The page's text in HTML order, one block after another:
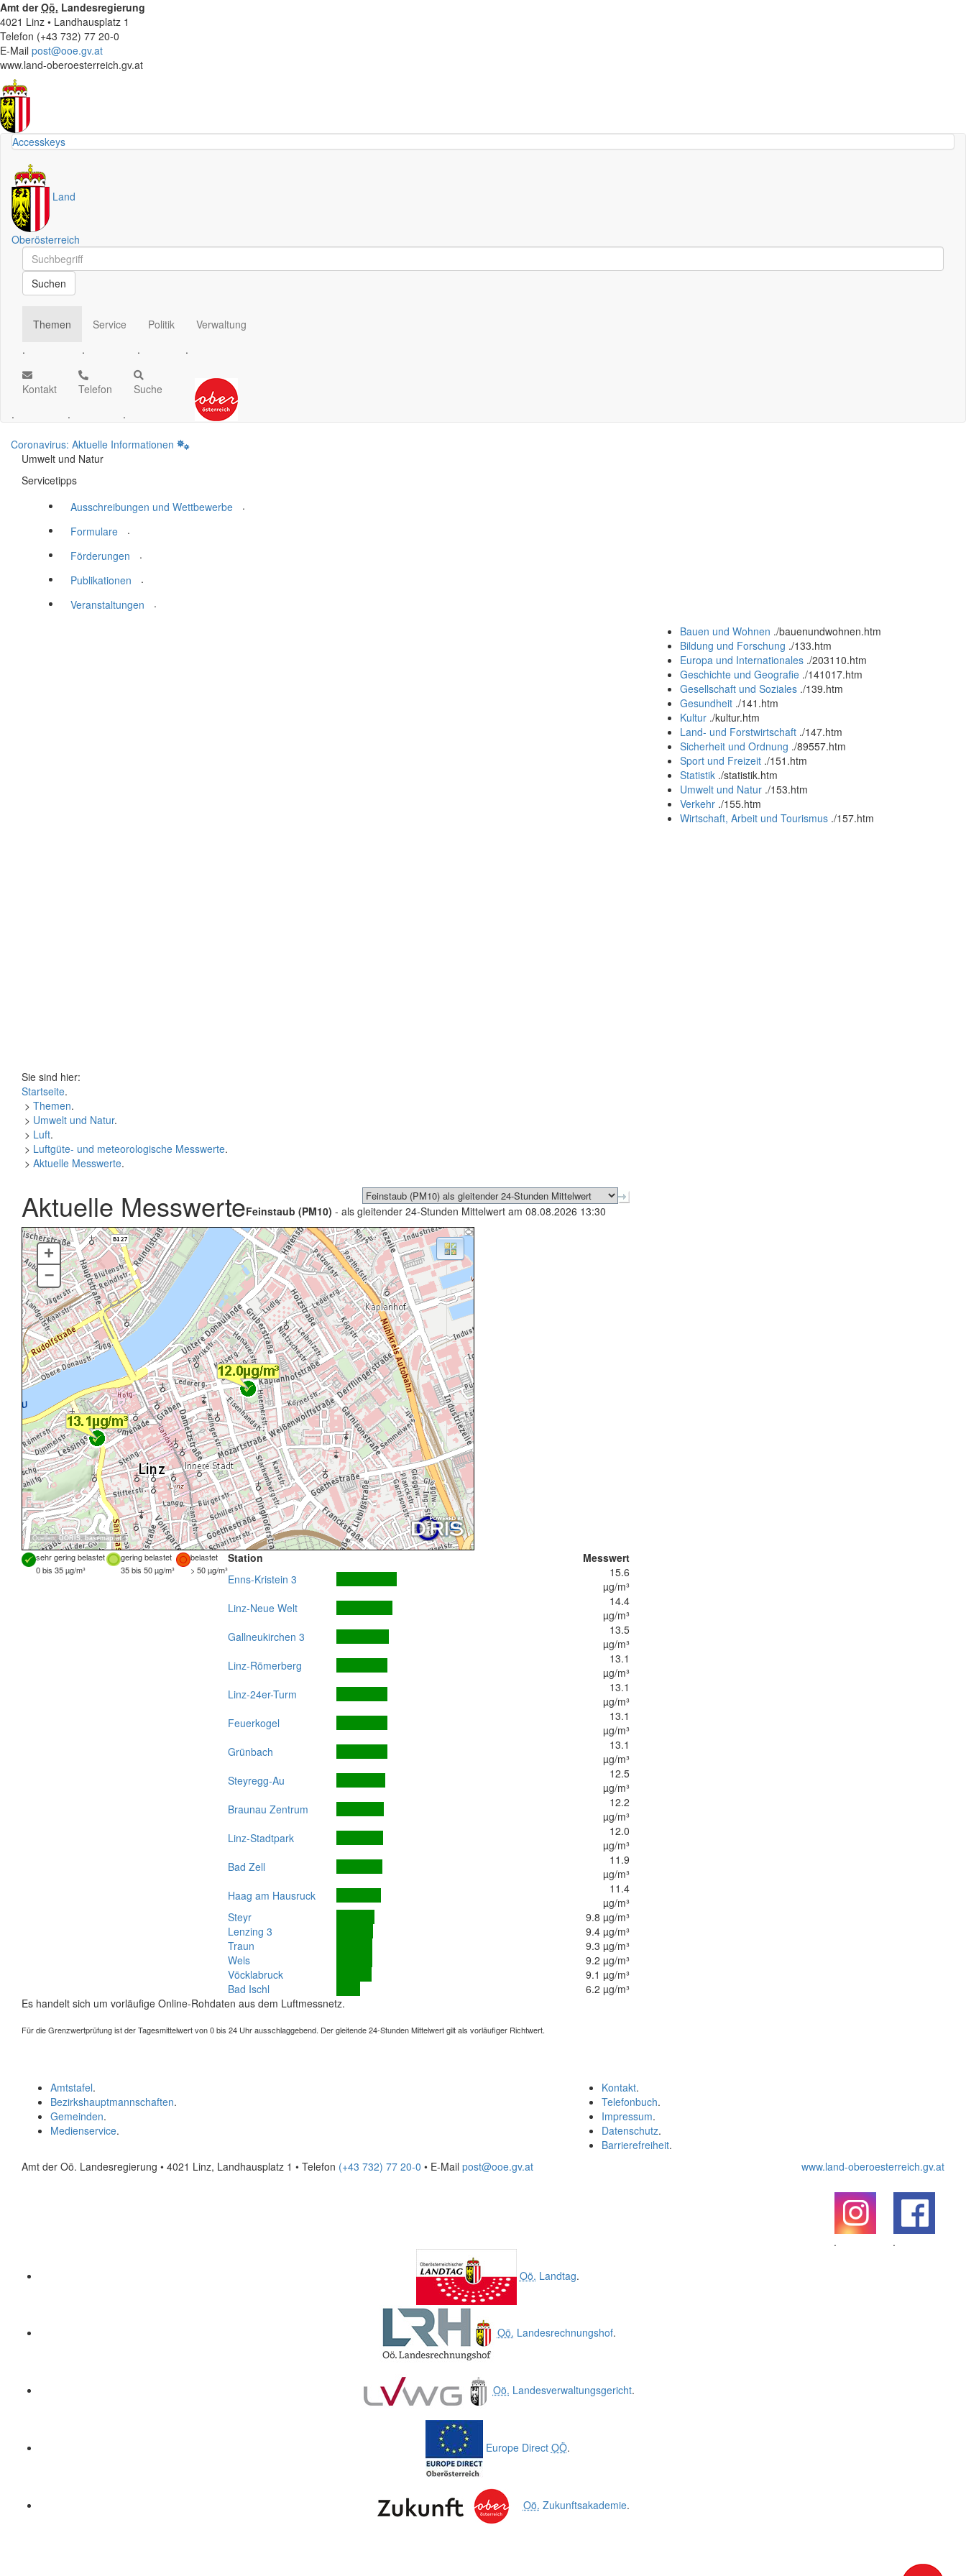
Amt derOö. Landesregierung
4021 Linz • Landhausplatz 1
Telefon (+43 732) 77 20-0
E-Mail post@ooe.gv.at
www.land-oberoesterreich.gv.at
Accesskeys
Land
Oberösterreich
Schnellsuche
Schnellsuche
Suchen
Themen
.
Service
.
Politik
.
Verwaltung
.
Kontakt
.
Telefon
.
Suche
.
Coronavirus: Aktuelle Informationen
Umwelt und Natur
Servicetipps
Ausschreibungen und Wettbewerbe
.
Formulare
.
Förderungen
.
Publikationen
.
Veranstaltungen
.
Bauen und Wohnen ./bauenundwohnen.htm
Bildung und Forschung ./133.htm
Europa und Internationales ./203110.htm
Geschichte und Geografie ./141017.htm
Gesellschaft und Soziales ./139.htm
Gesundheit ./141.htm
Kultur ./kultur.htm
Land- und Forstwirtschaft ./147.htm
Sicherheit und Ordnung ./89557.htm
Sport und Freizeit ./151.htm
Statistik ./statistik.htm
Umwelt und Natur ./153.htm
Verkehr ./155.htm
Wirtschaft, Arbeit und Tourismus ./157.htm
Sie sind hier:
Startseite.
> Themen.
> Umwelt und Natur.
> Luft.
> Luftgüte- und meteorologische Messwerte.
> Aktuelle Messwerte.
Aktuelle MesswerteFeinstaub (PM10) - als gleitender 24-Stunden Mittelwert am 08.08.2026 13:30
Quellen:DORIS, basemap.at
+
–
sehr gering belastet gering belastet
belastet
0 bis 35 µg/m³
35 bis 50 µg/m³ > 50 µg/m³
Station
Messwert
Enns-Kristein 3
15.6
µg/m³
Linz-Neue Welt
14.4
µg/m³
Gallneukirchen 3
13.5
µg/m³
Linz-Römerberg
13.1
µg/m³
Linz-24er-Turm
13.1
µg/m³
Feuerkogel
13.1
µg/m³
Grünbach
13.1
µg/m³
Steyregg-Au
12.5
µg/m³
Braunau Zentrum
12.2
µg/m³
Linz-Stadtpark
12.0
µg/m³
Bad Zell
11.9
µg/m³
Haag am Hausruck
11.4
µg/m³
Steyr
9.8 µg/m³
Lenzing 3
9.4 µg/m³
Traun
9.3 µg/m³
Wels
9.2 µg/m³
Vöcklabruck
9.1 µg/m³
Bad Ischl
6.2 µg/m³
Es handelt sich um vorläufige Online-Rohdaten aus dem Luftmessnetz.
Für die Grenzwertprüfung ist der Tagesmittelwert von 0 bis 24 Uhr ausschlaggebend. Der gleitende 24-Stunden Mittelwert gilt als vorläufiger Richtwert.
Kontakt.
Telefonbuch.
Impressum.
Datenschutz.
Barrierefreiheit.
Amtstafel.
Bezirkshauptmannschaften.
Gemeinden.
Medienservice.
Amt der Oö. Landesregierung • 4021 Linz, Landhausplatz 1 • Telefon (+43 732) 77 20-0 • E-Mail post@ooe.gv.at www.land-oberoesterreich.gv.at
.
.
Oö. Landtag.
Oö. Landesrechnungshof.
Oö. Landesverwaltungsgericht.
Europe Direct OÖ.
Oö. Zukunftsakademie.